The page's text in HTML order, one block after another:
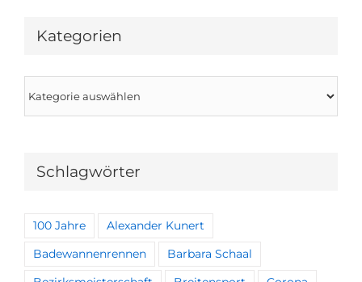
Kategorien
Kategorien
Schlagwörter
100 Jahre Alexander Kunert
Badewannenrennen Barbara Schaal